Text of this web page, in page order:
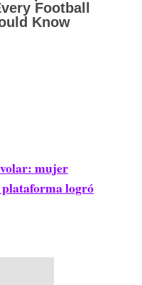
mujer
logró